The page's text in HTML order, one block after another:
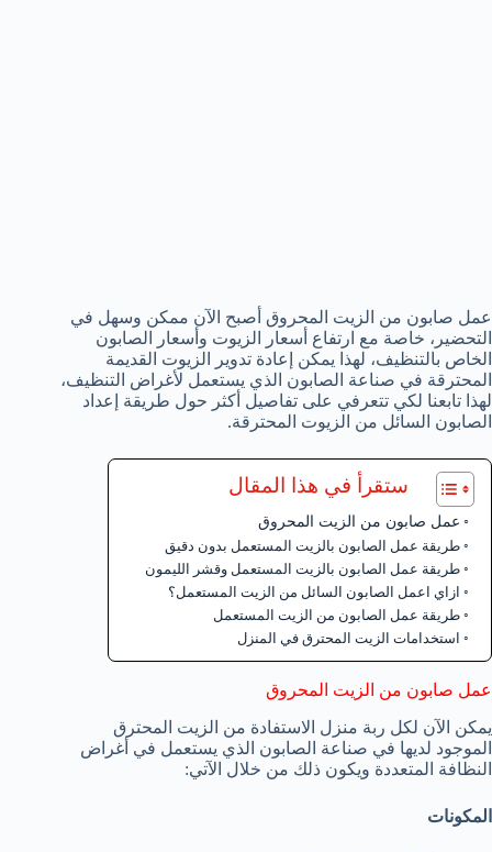
عمل صابون من الزيت المحروق أصبح الآن ممكن وسهل في
التحضير، خاصة مع ارتفاع أسعار الزيوت وأسعار الصابون
الخاص بالتنظيف، لهذا يمكن إعادة تدوير الزيوت القديمة
المحترقة في صناعة الصابون الذي يستعمل لأغراض التنظيف،
لهذا تابعنا لكي تتعرفي على تفاصيل أكثر حول طريقة إعداد
الصابون السائل من الزيوت المحترقة.
ستقرأ في هذا المقال
عمل صابون من الزيت المحروق
طريقة عمل الصابون بالزيت المستعمل بدون دقيق
طريقة عمل الصابون بالزيت المستعمل وقشر الليمون
ازاي اعمل الصابون السائل من الزيت المستعمل؟
طريقة عمل الصابون من الزيت المستعمل
استخدامات الزيت المحترق في المنزل
عمل صابون من الزيت المحروق
يمكن الآن لكل ربة منزل الاستفادة من الزيت المحترق
الموجود لديها في صناعة الصابون الذي يستعمل في أغراض
النظافة المتعددة ويكون ذلك من خلال الآتي:
المكونات